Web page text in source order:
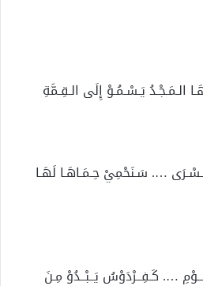
الـمَـجْـدُ يَـسْـمُـوْ إِلَى الـقِـمَّةِ
…. سَـنَحْمِيْ حِـمَـاهَـا لَهَـا
…. كَـفِــرْدَوْسُ يَــبْــدُوْ مِـنَ